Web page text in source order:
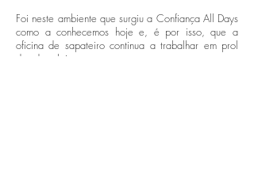
Foi neste ambiente que surgiu a Confiança All Days
como a conhecemos hoje e, é por isso, que a
oficina de sapateiro continua a trabalhar em prol
das duas lojas.